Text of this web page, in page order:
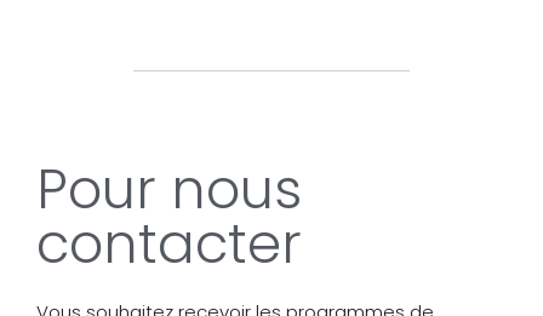
Pour nous
contacter